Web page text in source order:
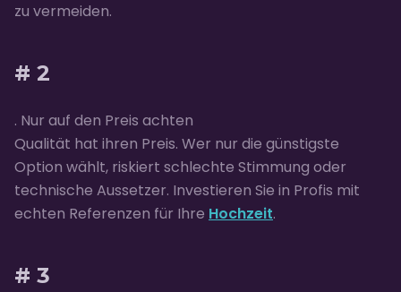
zu vermeiden.
# 2
. Nur auf den Preis achten
Qualität hat ihren Preis. Wer nur die günstigste
Option wählt, riskiert schlechte Stimmung oder
technische Aussetzer. Investieren Sie in Profis mit
echten Referenzen für Ihre Hochzeit.
# 3